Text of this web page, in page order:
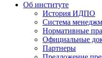
Об институте
История ИДПО
Система
Нормативные
Официальные
Партнеры